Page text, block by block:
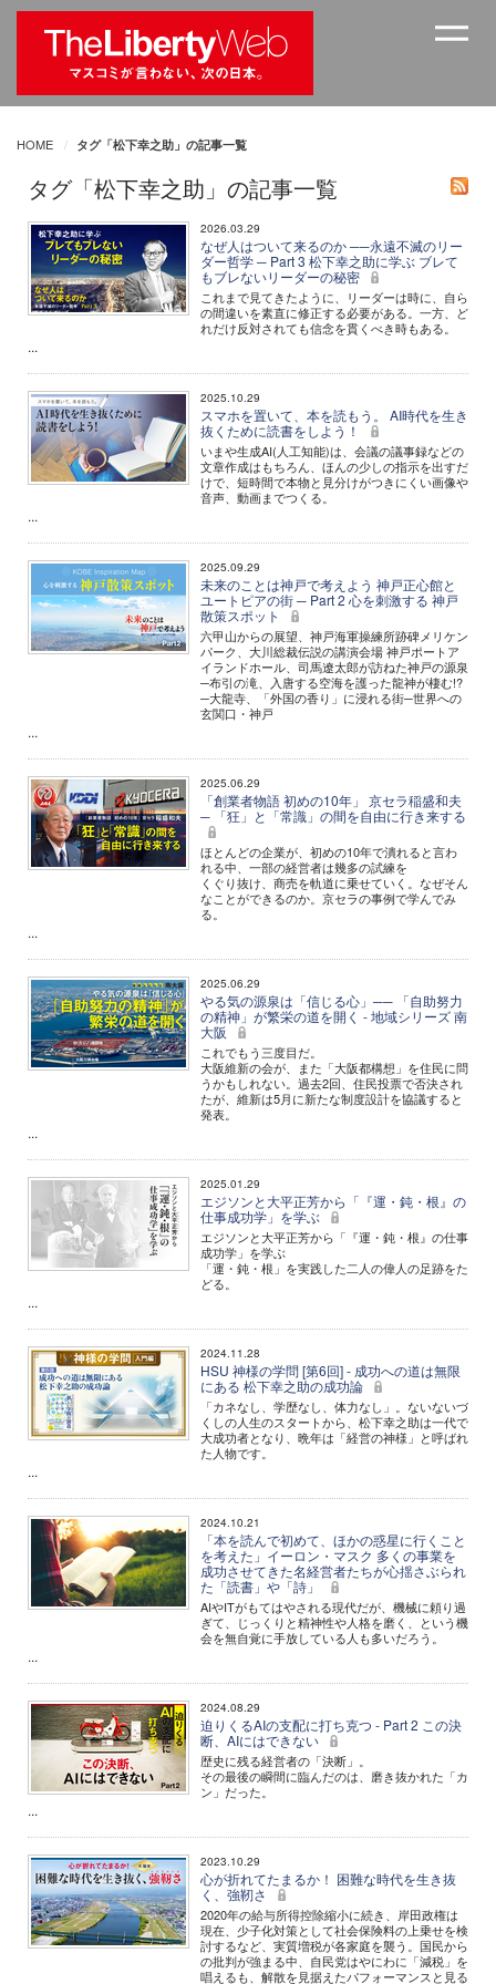
HOME タグ「松下幸之助」の記事一覧
タグ「松下幸之助」の記事一覧
2026.03.29
なぜ人はついて来るのか ──永遠不滅のリー
ダー哲学 ─ Part 3 松下幸之助に学ぶ ブレて
もブレないリーダーの秘密
これまで見てきたように、リーダーは時に、自ら
の間違いを素直に修正する必要がある。一方、ど
れだけ反対されても信念を貫くべき時もある。
...
2025.10.29
スマホを置いて、本を読もう。 AI時代を生き
抜くために読書をしよう！
いまや生成AI(人工知能)は、会議の議事録などの
文章作成はもちろん、ほんの少しの指示を出すだ
けで、短時間で本物と見分けがつきにくい画像や
音声、動画までつくる。
...
2025.09.29
未来のことは神戸で考えよう 神戸正心館と
ユートピアの街 ─ Part 2 心を刺激する 神戸
散策スポット
六甲山からの展望、神戸海軍操練所跡碑メリケン
パーク、大川総裁伝説の講演会場 神戸ポートア
イランドホール、司馬遼太郎が訪ねた神戸の源泉
─布引の滝、入唐する空海を護った龍神が棲む!?
─大龍寺、「外国の香り」に浸れる街─世界への
玄関口・神戸
...
2025.06.29
「創業者物語 初めの10年」 京セラ稲盛和夫
─ 「狂」と「常識」の間を自由に行き来する
ほとんどの企業が、初めの10年で潰れると言わ
れる中、一部の経営者は幾多の試練を
くぐり抜け、商売を軌道に乗せていく。なぜそん
なことができるのか。京セラの事例で学んでみ
る。
...
2025.06.29
やる気の源泉は「信じる心」── 「自助努力
の精神」が繁栄の道を開く - 地域シリーズ 南
大阪
これでもう三度目だ。
大阪維新の会が、また「大阪都構想」を住民に問
うかもしれない。過去2回、住民投票で否決され
たが、維新は5月に新たな制度設計を協議すると
発表。
...
2025.01.29
エジソンと大平正芳から「『運・鈍・根』の
仕事成功学」を学ぶ
エジソンと大平正芳から「『運・鈍・根』の仕事
成功学」を学ぶ
「運・鈍・根」を実践した二人の偉人の足跡をた
どる。
...
2024.11.28
HSU 神様の学問 [第6回] - 成功への道は無限
にある 松下幸之助の成功論
「カネなし、学歴なし、体力なし」。ないないづ
くしの人生のスタートから、松下幸之助は一代で
大成功者となり、晩年は「経営の神様」と呼ばれ
た人物です。
...
2024.10.21
「本を読んで初めて、ほかの惑星に行くこと
を考えた」イーロン・マスク 多くの事業を
成功させてきた名経営者たちが心揺さぶられ
た「読書」や「詩」
AIやITがもてはやされる現代だが、機械に頼り過
ぎて、じっくりと精神性や人格を磨く、という機
会を無自覚に手放している人も多いだろう。
...
2024.08.29
迫りくるAIの支配に打ち克つ - Part 2 この決
断、AIにはできない
歴史に残る経営者の「決断」。
その最後の瞬間に臨んだのは、磨き抜かれた「カ
ン」だった。
...
2023.10.29
心が折れてたまるか！ 困難な時代を生き抜
く、強靭さ
2020年の給与所得控除縮小に続き、岸田政権は
現在、少子化対策として社会保険料の上乗せを検
討するなど、実質増税が各家庭を襲う。国民から
の批判が強まる中、自民党はやにわに「減税」を
唱えるも、解散を見据えたパフォーマンスと見る